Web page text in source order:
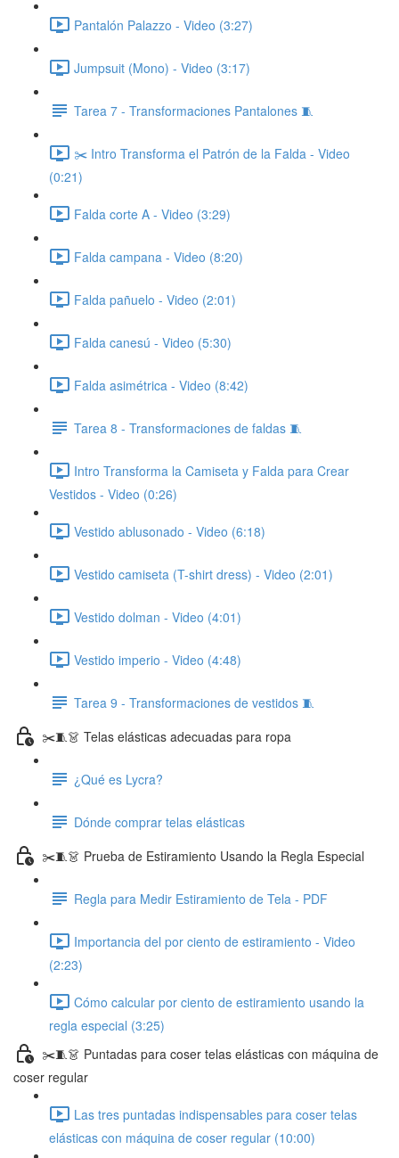
Pantalón Palazzo - Video (3:27)
Jumpsuit (Mono) - Video (3:17)
Tarea 7 - Transformaciones Pantalones 🧵
✂️ Intro Transforma el Patrón de la Falda - Video
(0:21)
Falda corte A - Video (3:29)
Falda campana - Video (8:20)
Falda pañuelo - Video (2:01)
Falda canesú - Video (5:30)
Falda asimétrica - Video (8:42)
Tarea 8 - Transformaciones de faldas 🧵
Intro Transforma la Camiseta y Falda para Crear
Vestidos - Video (0:26)
Vestido ablusonado - Video (6:18)
Vestido camiseta (T-shirt dress) - Video (2:01)
Vestido dolman - Video (4:01)
Vestido imperio - Video (4:48)
Tarea 9 - Transformaciones de vestidos 🧵
✂️🧵👗 Telas elásticas adecuadas para ropa
¿Qué es Lycra?
Dónde comprar telas elásticas
✂️🧵👗 Prueba de Estiramiento Usando la Regla Especial
Regla para Medir Estiramiento de Tela - PDF
Importancia del por ciento de estiramiento - Video
(2:23)
Cómo calcular por ciento de estiramiento usando la
regla especial (3:25)
✂️🧵👗 Puntadas para coser telas elásticas con máquina de
coser regular
Las tres puntadas indispensables para coser telas
elásticas con máquina de coser regular (10:00)